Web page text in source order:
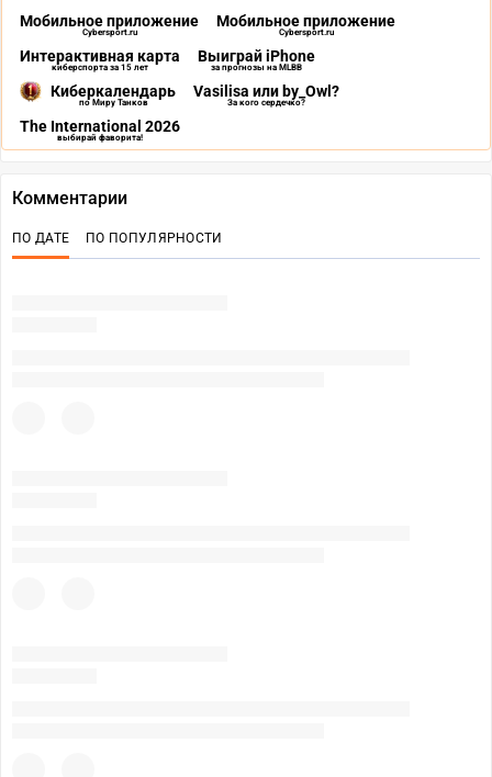
Мобильное приложение
Cybersport.ru
Мобильное приложение
Cybersport.ru
Интерактивная карта
киберспорта за 15 лет
Выиграй iPhone
за прогнозы на MLBB
Киберкалендарь
по Миру Танков
Vasilisa или by_Owl?
За кого сердечко?
The International 2026
выбирай фаворита!
Комментарии
ПО ДАТЕ ПО ПОПУЛЯРНОСТИ